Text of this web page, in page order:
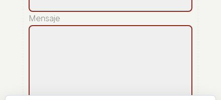
Mensaje